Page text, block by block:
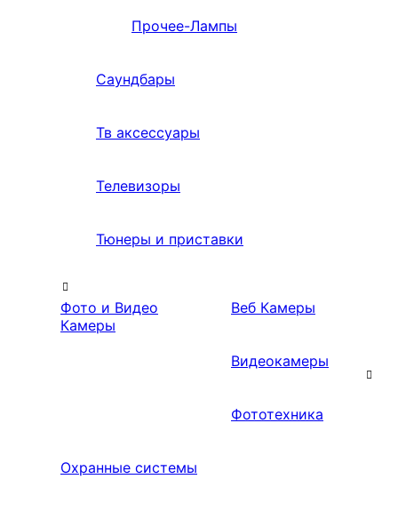
Прочее-Лампы
Саундбары
Тв аксессуары
Телевизоры
Тюнеры и приставки
Фото и Видео
Камеры
Веб Камеры
Видеокамеры
Фототехника
Охранные системы